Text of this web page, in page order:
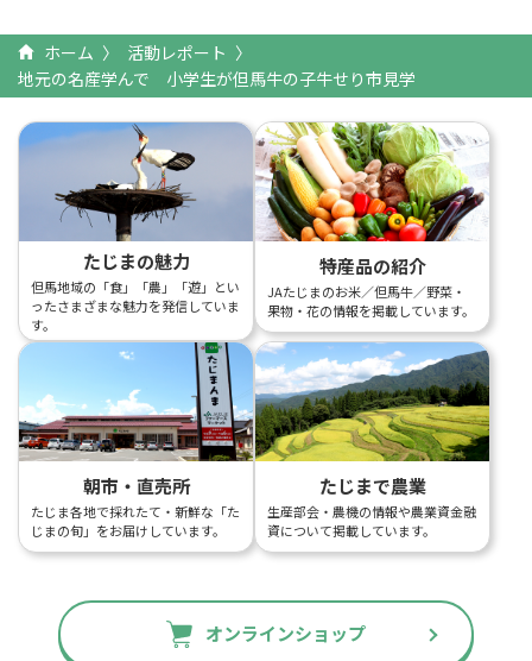
ホーム
活動レポート
地元の名産学んで 小学生が但馬牛の子牛せり市見学
たじまの魅力
但馬地域の「食」「農」「遊」とい
ったさまざまな魅力を発信していま
す。
特産品の紹介
JAたじまのお米／但馬牛／野菜・
果物・花の情報を掲載しています。
朝市・直売所
たじま各地で採れたて・新鮮な「た
じまの旬」をお届けしています。
たじまで農業
生産部会・農機の情報や農業資金融
資について掲載しています。
オンラインショップ